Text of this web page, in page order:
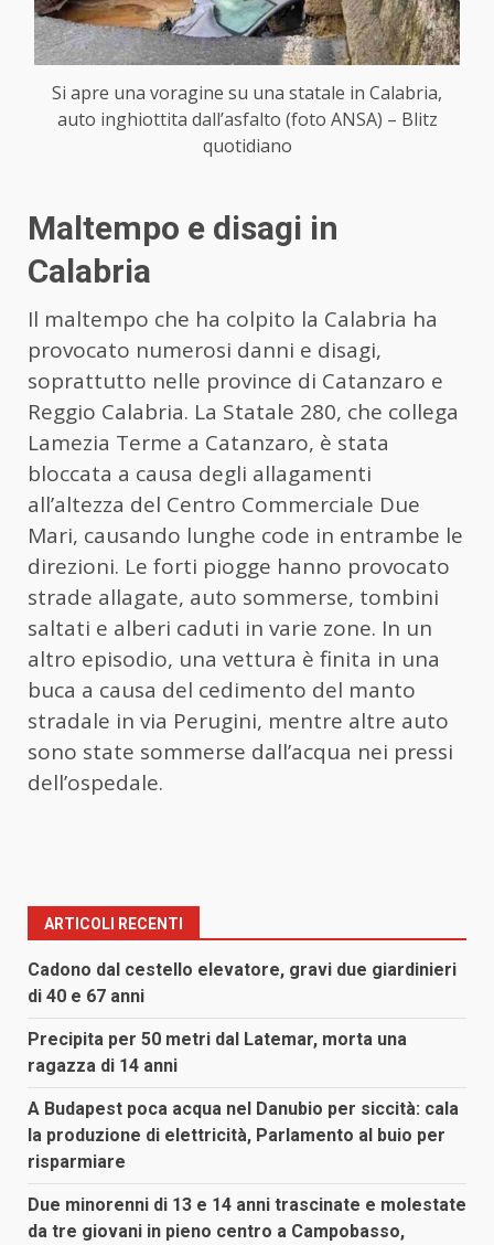
Si apre una voragine su una statale in Calabria,
auto inghiottita dall’asfalto (foto ANSA) – Blitz
quotidiano
Maltempo e disagi in
Calabria
Il maltempo che ha colpito la Calabria ha
provocato numerosi danni e disagi,
soprattutto nelle province di Catanzaro e
Reggio Calabria. La Statale 280, che collega
Lamezia Terme a Catanzaro, è stata
bloccata a causa degli allagamenti
all’altezza del Centro Commerciale Due
Mari, causando lunghe code in entrambe le
direzioni. Le forti piogge hanno provocato
strade allagate, auto sommerse, tombini
saltati e alberi caduti in varie zone. In un
altro episodio, una vettura è finita in una
buca a causa del cedimento del manto
stradale in via Perugini, mentre altre auto
sono state sommerse dall’acqua nei pressi
dell’ospedale.
ARTICOLI RECENTI
Cadono dal cestello elevatore, gravi due giardinieri
di 40 e 67 anni
Precipita per 50 metri dal Latemar, morta una
ragazza di 14 anni
A Budapest poca acqua nel Danubio per siccità: cala
la produzione di elettricità, Parlamento al buio per
risparmiare
Due minorenni di 13 e 14 anni trascinate e molestate
da tre giovani in pieno centro a Campobasso,